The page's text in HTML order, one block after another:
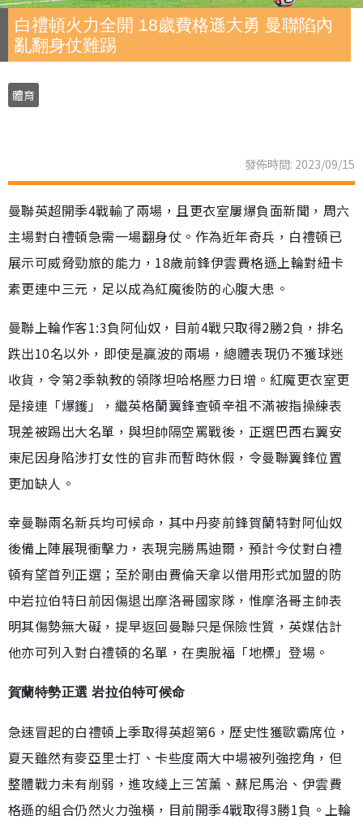
白禮頓火力全開 18歲費格遜大勇 曼聯陷內
亂翻身仗難踢
體育
發佈時間: 2023/09/15
曼聯英超開季4戰輸了兩場，且更衣室屢爆負面新聞，周六
主場對白禮頓急需一場翻身仗。作為近年奇兵，白禮頓已
展示可威脅勁旅的能力，18歲前鋒伊雲費格遜上輪對紐卡
素更連中三元，足以成為紅魔後防的心腹大患。
曼聯上輪作客1:3負阿仙奴，目前4戰只取得2勝2負，排名
跌出10名以外，即使是贏波的兩場，總體表現仍不獲球迷
收貨，令第2季執教的領隊坦哈格壓力日增。紅魔更衣室更
是接連「爆鑊」，繼英格蘭翼鋒查頓辛祖不滿被指操練表
現差被踢出大名單，與坦帥隔空罵戰後，正選巴西右翼安
東尼因身陷涉打女性的官非而暫時休假，令曼聯翼鋒位置
更加缺人。
幸曼聯兩名新兵均可候命，其中丹麥前鋒賀蘭特對阿仙奴
後備上陣展現衝擊力，表現完勝馬迪爾，預計今仗對白禮
頓有望首列正選；至於剛由費倫天拿以借用形式加盟的防
中岩拉伯特日前因傷退出摩洛哥國家隊，惟摩洛哥主帥表
明其傷勢無大礙，提早返回曼聯只是保險性質，英媒估計
他亦可列入對白禮頓的名單，在奧脫福「地標」登場。
賀蘭特勢正選 岩拉伯特可候命
急速冒起的白禮頓上季取得英超第6，歷史性獲歐霸席位，
夏天雖然有麥亞里士打、卡些度兩大中場被列強挖角，但
整體戰力未有削弱，進攻綫上三笘薰、蘇尼馬治、伊雲費
格遜的組合仍然火力強橫，目前開季4戰取得3勝1負。上輪